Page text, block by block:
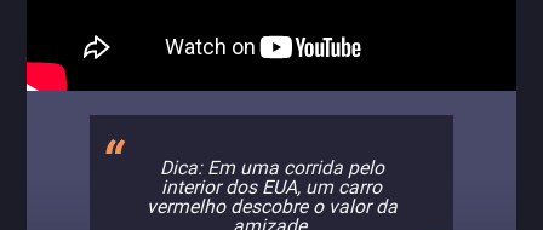
Dica: Em uma corrida pelo
interior dos EUA, um carro
vermelho descobre o valor da